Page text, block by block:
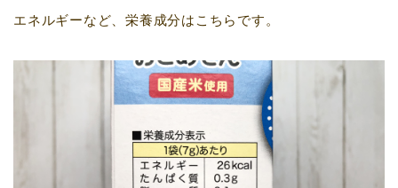
エネルギーなど、栄養成分はこちらです。